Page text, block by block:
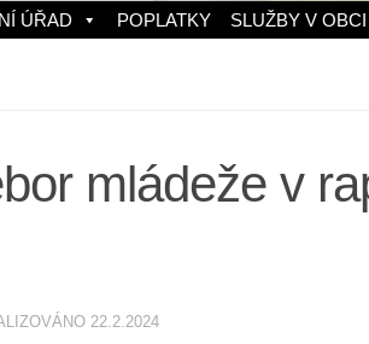
ÚŘAD POPLATKY SLUŽBY V OBCI
mládeže v
22.2.2024